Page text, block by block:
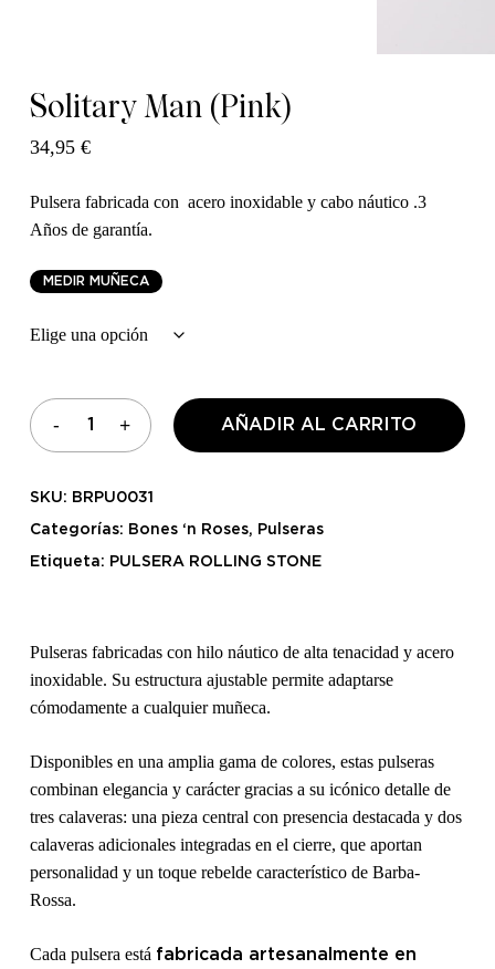
Solitary Man (Pink)
34,95 €
Pulsera fabricada con acero inoxidable y cabo náutico .3
Años de garantía.
M E DI R MUÑ ECA
AÑADIR AL CARRITO
SKU: BRPU0031
Categorías: Bones ‘n Roses, Pulseras
Etiqueta: PULSERA ROLLING STONE
Pulseras fabricadas con hilo náutico de alta tenacidad y acero
inoxidable. Su estructura ajustable permite adaptarse
cómodamente a cualquier muñeca.
Disponibles en una amplia gama de colores, estas pulseras
combinan elegancia y carácter gracias a su icónico detalle de
tres calaveras: una pieza central con presencia destacada y dos
calaveras adicionales integradas en el cierre, que aportan
personalidad y un toque rebelde característico de Barba-
Rossa.
Cada pulsera está fabricada artesanalmente en